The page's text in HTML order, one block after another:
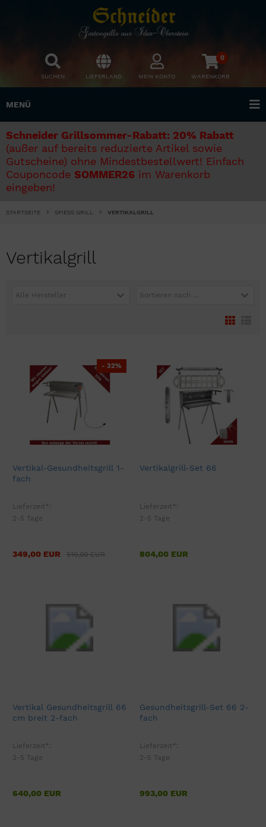
SUCHEN LIEFERLAND MEIN KONTO
0
WARENKORB
MENÜ
Schneider Grillsommer-Rabatt: 20% Rabatt
(außer auf bereits reduzierte Artikel sowie
Gutscheine) ohne Mindestbestellwert! Einfach
Couponcode SOMMER26 im Warenkorb
eingeben!
STARTSEITE SPIESS GRILL VERTIKALGRILL
Vertikalgrill
Alle Hersteller Sortieren nach ...
Vertikal-Gesundheitsgrill 1-
fach
Lieferzeit*:
2-5 Tage
349,00 EUR 510,00 EUR
- 32%
Vertikalgrill-Set 66
Lieferzeit*:
2-5 Tage
804,00 EUR
Vertikal Gesundheitsgrill 66
cm breit 2-fach
Lieferzeit*:
2-5 Tage
640,00 EUR
Gesundheitsgrill-Set 66 2-
fach
Lieferzeit*:
2-5 Tage
993,00 EUR